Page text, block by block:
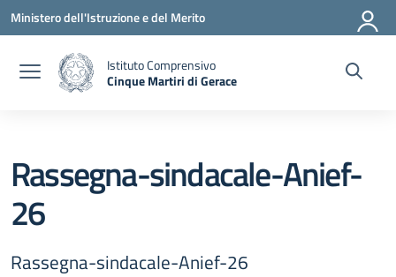
Vai ai contenuti
Vai al menu di navigazione
Vai al footer
Ministero dell'Istruzione e del Merito
Istituto Comprensivo
Cinque Martiri di Gerace
Rassegna-sindacale-Anief-
26
Rassegna-sindacale-Anief-26